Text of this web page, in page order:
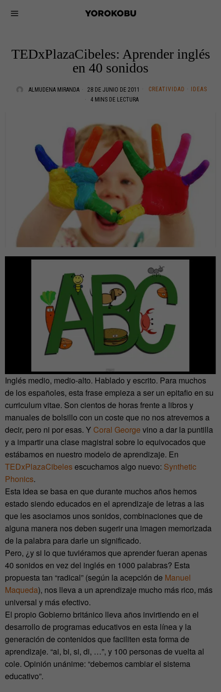
TEDxPlazaCibeles: Aprender inglés
en 40 sonidos
ALMUDENA MIRANDA 28 DE JUNIO DE 2011 CREATIVIDAD ·
IDEAS
4 MINS DE LECTURA
Inglés medio, medio-alto. Hablado y escrito. Para muchos
de los españoles, esta frase empieza a ser un epitafio en su
curriculum vitae. Son cientos de horas frente a libros y
manuales de bolsillo con un coste que no nos atrevemos a
decir, pero ni por esas. Y Coral George vino a dar la puntilla
y a impartir una clase magistral sobre lo equivocados que
estábamos en nuestro modelo de aprendizaje. En
TEDxPlazaCibelesescuchamos algo nuevo: Synthetic
Phonics.
Esta idea se basa en que durante muchos años hemos
estado siendo educados en el aprendizaje de letras a las
que les asociamos unos sonidos, combinaciones que de
alguna manera nos deben sugerir una imagen memorizada
de la palabra para darle un significado.
Pero, ¿y si lo que tuviéramos que aprender fueran apenas
40 sonidos en vez del inglés en 1000 palabras? Esta
propuesta tan “radical” (según la acepción de Manuel
Maqueda), nos lleva a un aprendizaje mucho más rico, más
universal y más efectivo.
El propio Gobierno británico lleva años invirtiendo en el
desarrollo de programas educativos en esta línea y la
generación de contenidos que faciliten esta forma de
aprendizaje. “ai, bi, si, di, …”, y 100 personas de vuelta al
cole. Opinión unánime: “debemos cambiar el sistema
educativo”.